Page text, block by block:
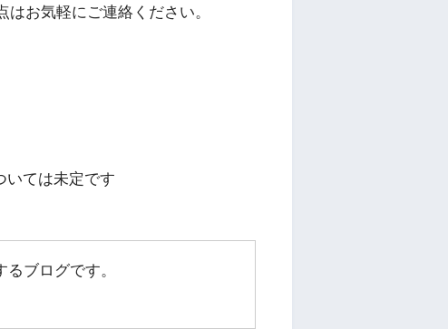
お気軽にご連絡ください。
いては未定です
ブログです。